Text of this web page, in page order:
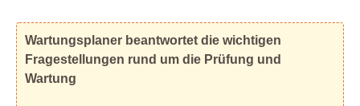
Wartungsplaner beantwortet die wichtigen
Fragestellungen rund um die Prüfung und
Wartung